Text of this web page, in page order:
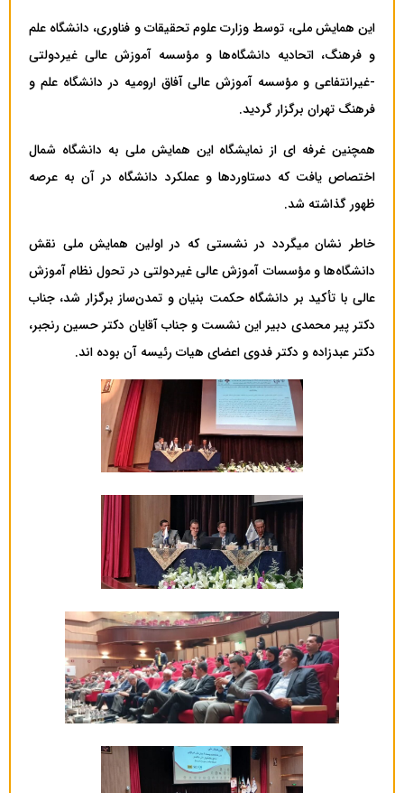
این همایش ملی، توسط وزارت علوم تحقیقات و فناوری، دانشگاه علم
و فرهنگ، اتحادیه دانشگاه‌ها و مؤسسه آموزش عالی غیردولتی
-غیرانتفاعی و مؤسسه آموزش عالی آفاق ارومیه در دانشگاه علم و
فرهنگ تهران برگزار گردید.
همچنین غرفه ای از نمایشگاه این همایش ملی به دانشگاه شمال
اختصاص یافت که دستاوردها و عملکرد دانشگاه در آن به عرصه
ظهور گذاشته شد.
خاطر نشان میگردد در نشستی که در اولین همایش ملی نقش
دانشگاه‌ها و مؤسسات آموزش عالی غیردولتی در تحول نظام آموزش
عالی با تأکید بر دانشگاه حکمت بنیان و تمدن‌ساز برگزار شد، جناب
دکتر پیر محمدی دبیر این نشست و جناب آقایان دکتر حسین رنجبر،
دکتر عبدزاده و دکتر فدوی اعضای هیات رئیسه آن بوده اند.